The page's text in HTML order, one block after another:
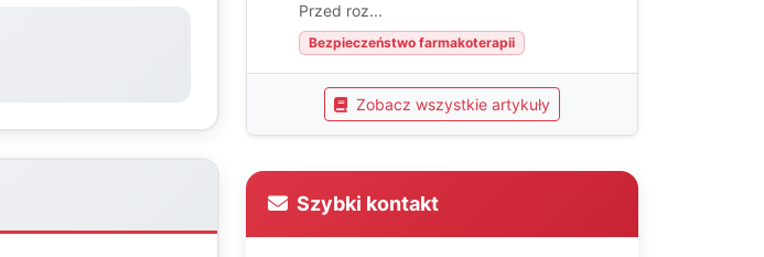
Przed roz...
Bezpieczeństwo farmakoterapii
Zobacz wszystkie artykuły
Szybki kontakt